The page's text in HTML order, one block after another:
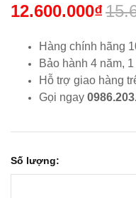
12.600.000₫
Hàng chính hãng
Bảo hành 4 năm,
Hỗ trợ giao hàng
Gọi ngay
Số lượng: